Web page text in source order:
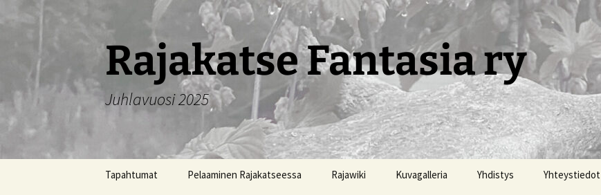
sisältöön
Rajakatse Fantasia ry
Juhlavuosi 2025
Tapahtumat Pelaaminen Rajakatseessa Rajawiki Kuvagalleria Yhdistys Yhteystiedot